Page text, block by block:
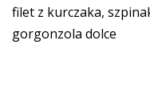
filet z kurczaka,
gorgonzola dolce